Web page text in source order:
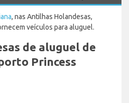
, nas Antilhas Holandesas,
veículos para aluguel.
de aluguel de
Princess